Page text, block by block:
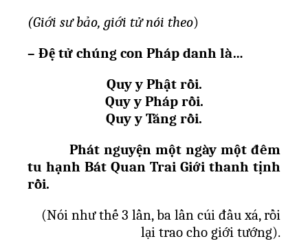
(Giới sưbảo, giới tửnói theo)
– Đệ tử chúng con Pháp danh là…
Quy y Phật rồi.
Quy y Pháp rồi.
Quy y Tăng rồi.
Phát nguyện một ngày một đêm
tu hạnh Bát Quan Trai Giới thanh tịnh
rồi.
(Nói nhưthế 3 lần, ba lần cúi đầu xá, rồi
lại trao cho giới tướng).